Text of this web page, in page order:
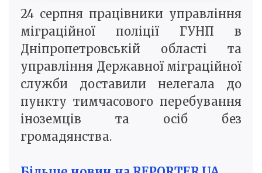
24 серпня працівники управління
міграційної поліції ГУНП в
Дніпропетровській області та
управління Державної міграційної
служби доставили нелегала до
пункту тимчасового перебування
іноземців та осіб без
громадянства.